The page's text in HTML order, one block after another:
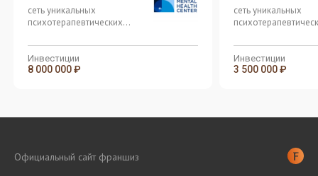
сеть уникальных
психотерапевтических
Инвестиции
8 000 000 ₽
сеть уникальных
Инвестиции
3 500 000 ₽
Официальный сайт франшиз